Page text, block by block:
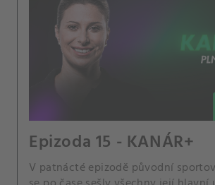
Epizoda 15 - KANÁR+
V patnácté epizodě původní